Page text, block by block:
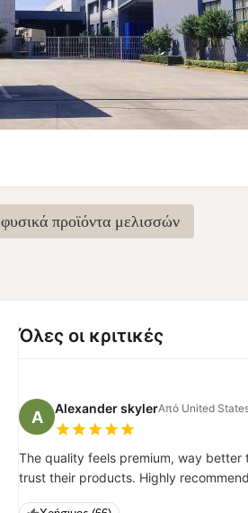
φυσικά προϊόντα μελισσών
Όλες οι κριτικές
A Alexander skylerΑπό United
The quality feels premium, way better
trust their products. Highly